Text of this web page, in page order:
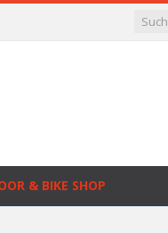
& BIKE SHOP